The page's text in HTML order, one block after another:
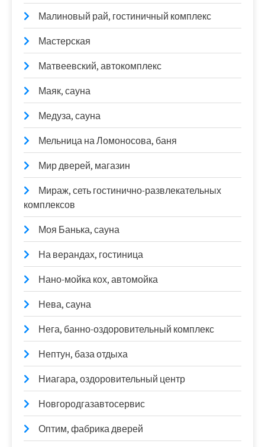
Малиновый рай, гостиничный комплекс
Мастерская
Матвеевский, автокомплекс
Маяк, сауна
Медуза, сауна
Мельница на Ломоносова, баня
Мир дверей, магазин
Мираж, сеть гостинично-развлекательных
комплексов
Моя Банька, сауна
На верандах, гостиница
Нано-мойка кох, автомойка
Нева, сауна
Нега, банно-оздоровительный комплекс
Нептун, база отдыха
Ниагара, оздоровительный центр
Новгородгазавтосервис
Оптим, фабрика дверей